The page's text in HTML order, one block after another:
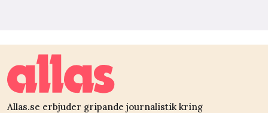
Allas.se erbjuder gripande journalistik kring